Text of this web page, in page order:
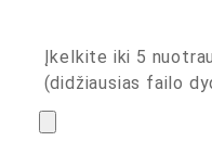
Įkelkite iki 5
(didžiausias failo